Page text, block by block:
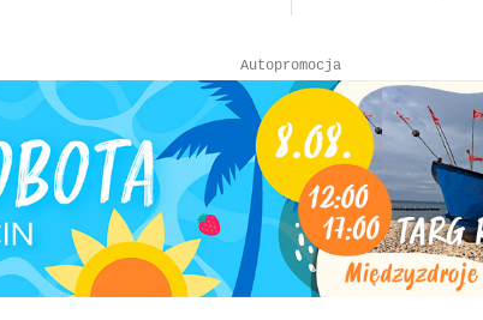
Autopromocja
Autopromocja
Reklama